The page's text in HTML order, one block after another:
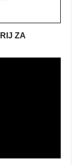
ZA